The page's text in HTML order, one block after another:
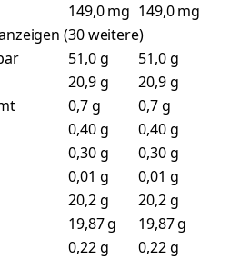
149,0 mg 149,0 mg
(30 weitere)
51,0 g
51,0 g
20,9 g
20,9 g
0,7 g
0,7 g
0,40 g
0,40 g
0,30 g
0,30 g
0,01 g
0,01 g
20,2 g
20,2 g
19,87 g
19,87 g
0,22 g
0,22 g